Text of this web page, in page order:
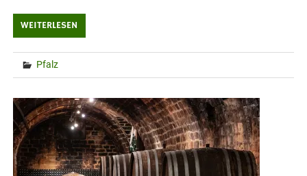
WEITERLESEN
Pfalz